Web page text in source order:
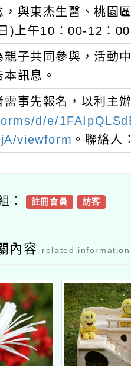
，與東杰生醫、桃園
)上午10：00-12：
親子共同參與，活動
訊息。
需事先報名，以利主
d/e/
viewform 。聯絡人
： 註冊會員 訪客
內容 related information